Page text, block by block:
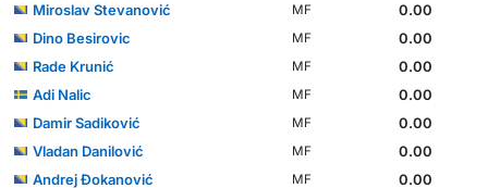
Miroslav Stevanović
MF
0.00
Dino Besirovic
MF
0.00
Rade Krunić
MF
0.00
Adi Nalic
MF
0.00
Damir Sadiković
MF
0.00
Vladan Danilović
MF
0.00
Andrej Đokanović
MF
0.00